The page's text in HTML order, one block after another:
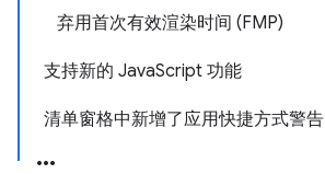
弃用首次有效渲染时间 (FMP)
支持新的 JavaScript 功能
清单窗格中新增了应用快捷方式警告